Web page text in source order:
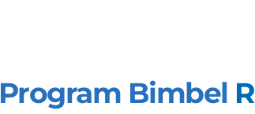
Program Bimbel